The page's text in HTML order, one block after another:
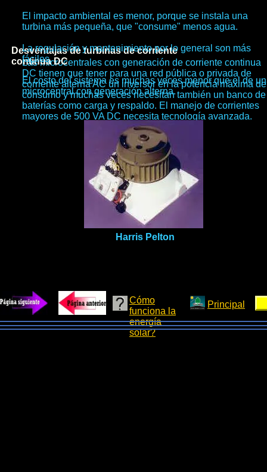
Las microcentrales con generación de corriente continua
DC tienen que tener para una red pública o privada de
corriente alterna AC un inversor en la potencia máxima
consumo y muchas veces necesitan también un banco de
baterías como carga y respaldo. El manejo de corrientes
mayores de 500 VA DC necesita tecnología avanzada.
Desventajas de turbinas de corriente
continua DC
El impacto ambiental es menor, porque se instala una
turbina más pequeña, que "consume" menos agua.
La regulación y mantenimiento por lo general son más
fáciles.
El costo del sistema es muchas veces menor que el de
microcentral con generación alterna.
Harris Pelton
Principal
Cómo
funciona la
energía
solar?